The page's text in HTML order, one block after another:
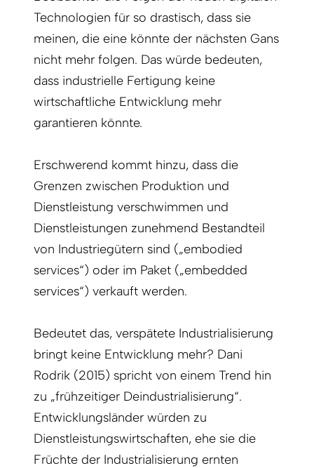
Technologien für so drastisch, dass sie
meinen, die eine könnte der nächsten Gans
nicht mehr folgen. Das würde bedeuten,
dass industrielle Fertigung keine
wirtschaftliche Entwicklung mehr
garantieren könnte.
Erschwerend kommt hinzu, dass die
Grenzen zwischen Produktion und
Dienstleistung verschwimmen und
Dienstleistungen zunehmend Bestandteil
von Industriegütern sind („embodied
services“) oder im Paket („embedded
services“) verkauft werden.
Bedeutet das, verspätete Industrialisierung
bringt keine Entwicklung mehr? Dani
Rodrik (2015) spricht von einem Trend hin
zu „frühzeitiger Deindustrialisierung“.
Entwicklungsländer würden zu
Dienstleistungswirtschaften, ehe sie die
Früchte der Industrialisierung ernten